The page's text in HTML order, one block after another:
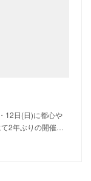
12日(日)に都心や
て2年ぶりの開催…